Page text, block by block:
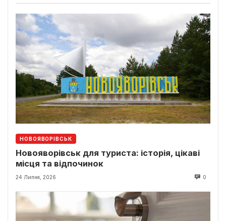
НОВОЯВОРІВСЬК
Новояворівськ для туриста: історія, цікаві
місця та відпочинок
24 Липня, 2026 0